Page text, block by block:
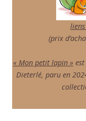
(prix
« Mon petit lapin »
Dieterlé, paru en